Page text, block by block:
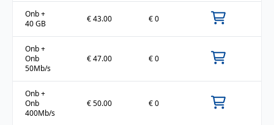
Onb+
40 GB
€ 43.00 € 0
Onb+
Onb
50Mb/s
€ 47.00 € 0
Onb+
Onb
400Mb/s
€ 50.00 € 0